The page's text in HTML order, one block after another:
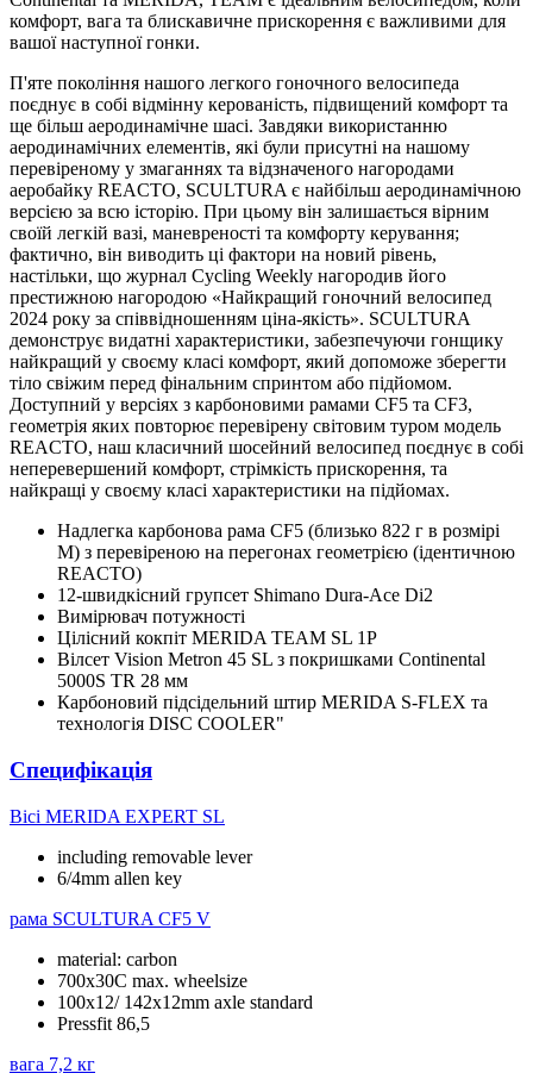
комфорт, вага та блискавичне прискорення є важливими для
вашої наступної гонки.
П'яте покоління нашого легкого гоночного велосипеда
поєднує в собі відмінну керованість, підвищений комфорт та
ще більш аеродинамічне шасі. Завдяки використанню
аеродинамічних елементів, які були присутні на нашому
перевіреному у змаганнях та відзначеного нагородами
аеробайку REACTO, SCULTURA є найбільш аеродинамічною
версією за всю історію. При цьому він залишається вірним
своїй легкій вазі, маневреності та комфорту керування;
фактично, він виводить ці фактори на новий рівень,
настільки, що журнал Cycling Weekly нагородив його
престижною нагородою «Найкращий гоночний велосипед
2024 року за співвідношенням ціна-якість». SCULTURA
демонструє видатні характеристики, забезпечуючи гонщику
найкращий у своєму класі комфорт, який допоможе зберегти
тіло свіжим перед фінальним спринтом або підйомом.
Доступний у версіях з карбоновими рамами CF5 та CF3,
геометрія яких повторює перевірену світовим туром модель
REACTO, наш класичний шосейний велосипед поєднує в собі
неперевершений комфорт, стрімкість прискорення, та
найкращі у своєму класі характеристики на підйомах.
Надлегка карбонова рама CF5 (близько 822 г в розмірі
M) з перевіреною на перегонах геометрією (ідентичною
REACTO)
12-швидкісний групсет Shimano Dura-Ace Di2
Вимірювач потужності
Цілісний кокпіт MERIDA TEAM SL 1P
Вілсет Vision Metron 45 SL з покришками Continental
5000S TR 28 мм
Карбоновий підсідельний штир MERIDA S-FLEX та
технологія DISC COOLER"
Специфікація
Вісі MERIDA EXPERT SL
including removable lever
6/4mm allen key
рама SCULTURA CF5 V
material: carbon
700x30C max. wheelsize
100x12/ 142x12mm axle standard
Pressfit 86,5
вага 7,2 кг